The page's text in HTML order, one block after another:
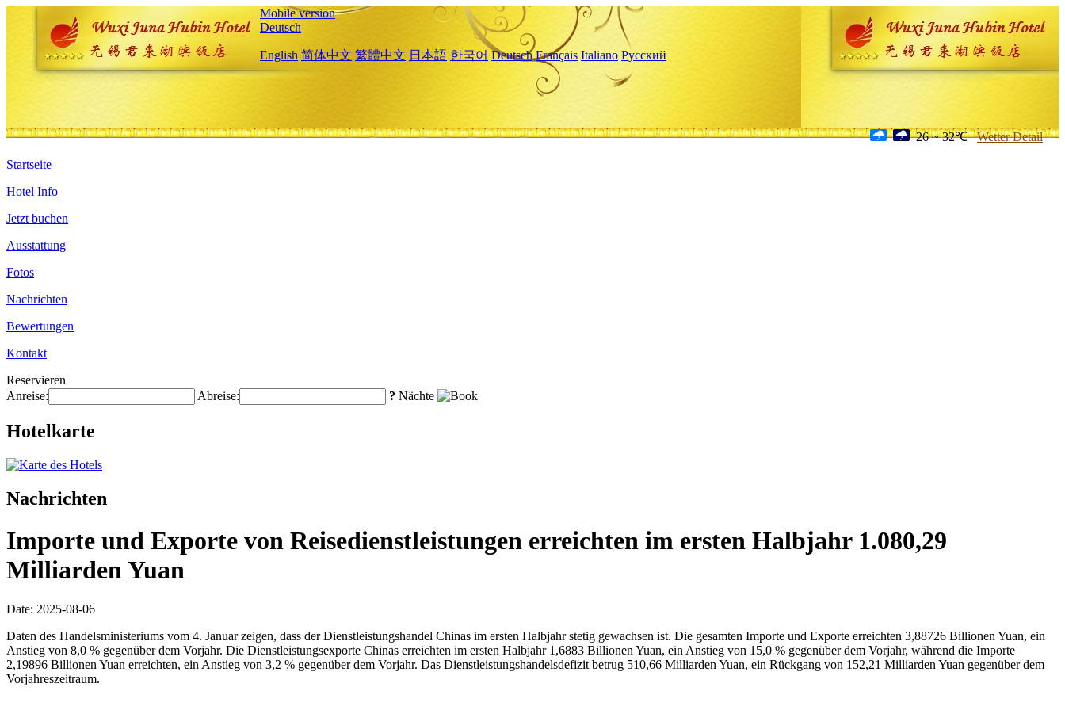
Mobile version
Deutsch
English 简体中文 繁體中文 日本語 한국어 Deutsch Français Italiano Русский
26 ~ 32℃ Wetter Detail
Startseite
Hotel Info
Jetzt buchen
Ausstattung
Fotos
Nachrichten
Bewertungen
Kontakt
Reservieren
Anreise:
Abreise: ? Nächte
Hotelkarte
Nachrichten
Importe und Exporte von Reisedienstleistungen erreichten im ersten Halbjahr 1.080,29
Milliarden Yuan
Date: 2025-08-06
Daten des Handelsministeriums vom 4. Januar zeigen, dass der Dienstleistungshandel Chinas im ersten Halbjahr stetig gewachsen ist. Die gesamten Importe und Exporte erreichten 3,88726 Billionen Yuan, ein
Anstieg von 8,0 % gegenüber dem Vorjahr. Die Dienstleistungsexporte Chinas erreichten im ersten Halbjahr 1,6883 Billionen Yuan, ein Anstieg von 15,0 % gegenüber dem Vorjahr, während die Importe
2,19896 Billionen Yuan erreichten, ein Anstieg von 3,2 % gegenüber dem Vorjahr. Das Dienstleistungshandelsdefizit betrug 510,66 Milliarden Yuan, ein Rückgang von 152,21 Milliarden Yuan gegenüber dem
Vorjahreszeitraum.